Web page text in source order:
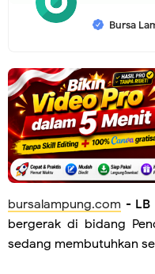
Bursa
bursalampung.com - LB
bergerak di bidang
sedang membutuhkan